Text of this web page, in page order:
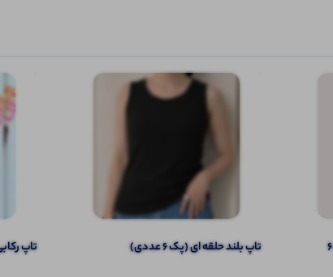
تاپ ۲ بندی نواری پهن قواره دار (پک 6
تاپ بلند حلقه ای (پک 6 عددی) تاپ رکابی